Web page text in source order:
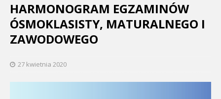
HARMONOGRAM EGZAMINÓW
ÓSMOKLASISTY, MATURALNEGO I
ZAWODOWEGO
27 kwietnia 2020